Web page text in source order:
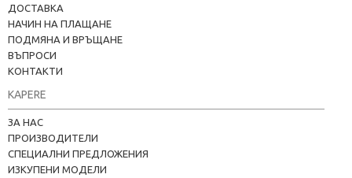
ДОСТАВКА
НАЧИН НА ПЛАЩАНЕ
ПОДМЯНА И ВРЪЩАНЕ
ВЪПРОСИ
КОНТАКТИ
KAPERE
ЗА НАС
ПРОИЗВОДИТЕЛИ
СПЕЦИАЛНИ ПРЕДЛОЖЕНИЯ
ИЗКУПЕНИ МОДЕЛИ